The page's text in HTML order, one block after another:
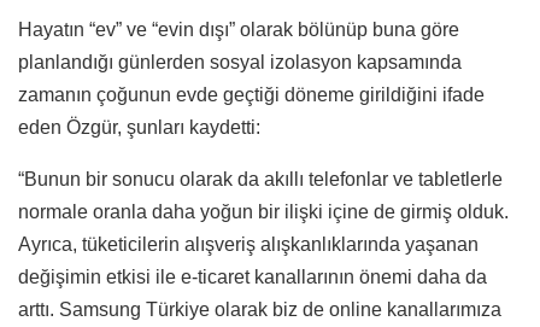
Hayatın “ev” ve “evin dışı” olarak bölünüp buna göre
planlandığı günlerden sosyal izolasyon kapsamında
zamanın çoğunun evde geçtiği döneme girildiğini ifade
eden Özgür, şunları kaydetti:
“Bunun bir sonucu olarak da akıllı telefonlar ve tabletlerle
normale oranla daha yoğun bir ilişki içine de girmiş olduk.
Ayrıca, tüketicilerin alışveriş alışkanlıklarında yaşanan
değişimin etkisi ile e-ticaret kanallarının önemi daha da
arttı. Samsung Türkiye olarak biz de online kanallarımıza